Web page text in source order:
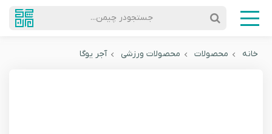
جستجودر چیمن...
خانه محصولات محصولات ورزشی آجر یوگا